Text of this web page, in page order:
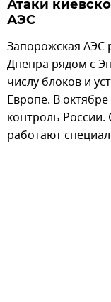
Атаки
АЭС
Запорожская АЭС
Днепра рядом с
числу блоков и
Европе. В
контроль России.
работают